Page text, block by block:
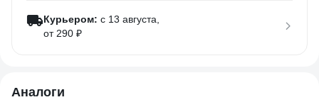
Курьером: c 13 августа,
от 290 ₽
Аналоги